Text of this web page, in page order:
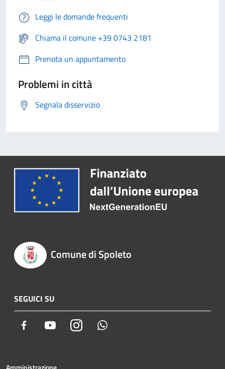
Leggi le domande frequenti
Chiama il comune +39 0743 2181
Prenota un appuntamento
Problemi in città
Segnala disservizio
Comune di Spoleto
SEGUICI SU
Facebook YoutubeInstagram